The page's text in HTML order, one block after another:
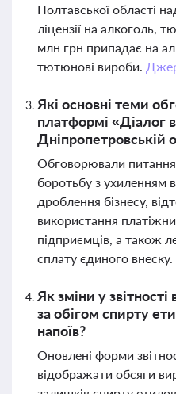
Полтавської області
ліцензії на алкоголь,
млн грн припадає на
тютюнові вироби.
Які основні теми
платформі «Діалог
Дніпропетровській
Обговорювали
боротьбу з ухиленням
дроблення бізнесу,
використання
підприємців, а також
сплату єдиного внеску.
Як зміни у
за обігом спирту
напоїв?
Оновлені форми
відображати обсяги